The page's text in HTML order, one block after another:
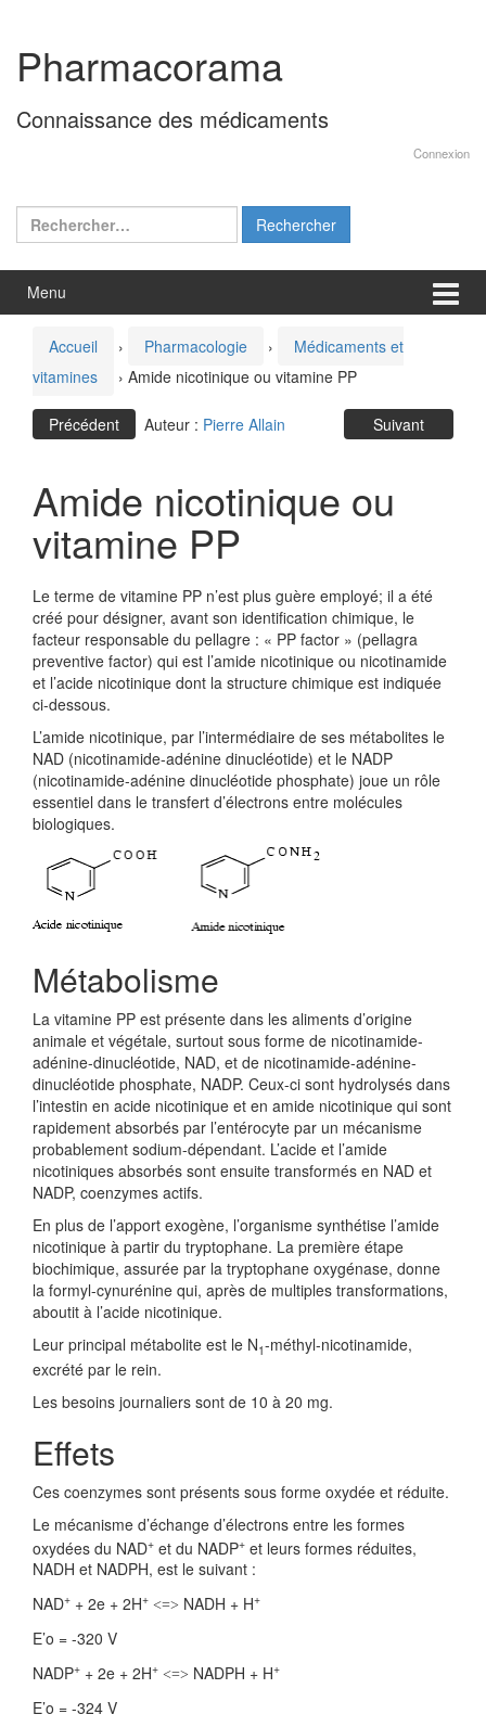
contenu
menu
principal
Pharmacorama
Connaissance des médicaments
Connexion
Rechercher :
Menu
Accueil › Pharmacologie ›
Médicaments et
vitamines
› Amide nicotinique ou vitamine PP
Précédent Suivant
Auteur : Pierre Allain
Amide nicotinique ou
vitamine PP
Le terme de vitamine PP n’est plus guère employé; il a été
créé pour désigner, avant son identification chimique, le
facteur responsable du pellagre : « PP factor » (pellagra
preventive factor) qui est l’amide nicotinique ou nicotinamide
et l’acide nicotinique dont la structure chimique est indiquée
ci-dessous.
L’amide nicotinique, par l’intermédiaire de ses métabolites le
NAD (nicotinamide-adénine dinucléotide) et le NADP
(nicotinamide-adénine dinucléotide phosphate) joue un rôle
essentiel dans le transfert d’électrons entre molécules
biologiques.
Métabolisme
La vitamine PP est présente dans les aliments d’origine
animale et végétale, surtout sous forme de nicotinamide-
adénine-dinucléotide, NAD, et de nicotinamide-adénine-
dinucléotide phosphate, NADP. Ceux-ci sont hydrolysés dans
l’intestin en acide nicotinique et en amide nicotinique qui sont
rapidement absorbés par l’entérocyte par un mécanisme
probablement sodium-dépendant. L’acide et l’amide
nicotiniques absorbés sont ensuite transformés en NAD et
NADP, coenzymes actifs.
En plus de l’apport exogène, l’organisme synthétise l’amide
nicotinique à partir du tryptophane. La première étape
biochimique, assurée par la tryptophane oxygénase, donne
la formyl-cynurénine qui, après de multiples transformations,
aboutit à l’acide nicotinique.
Leur principal métabolite est le N1-méthyl-nicotinamide,
excrété par le rein.
Les besoins journaliers sont de 10 à 20 mg.
Effets
Ces coenzymes sont présents sous forme oxydée et réduite.
Le mécanisme d’échange d’électrons entre les formes
oxydées du NAD+ et du NADP+ et leurs formes réduites,
NADH et NADPH, est le suivant :
NAD+ + 2e + 2H+ <=> NADH + H+
E’o = -320 V
NADP+ + 2e + 2H+ <=> NADPH + H+
E’o = -324 V